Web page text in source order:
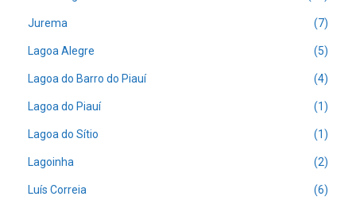
Jurema (7)
Lagoa Alegre (5)
Lagoa do Barro do Piauí (4)
Lagoa do Piauí (1)
Lagoa do Sítio (1)
Lagoinha (2)
Luís Correia (6)